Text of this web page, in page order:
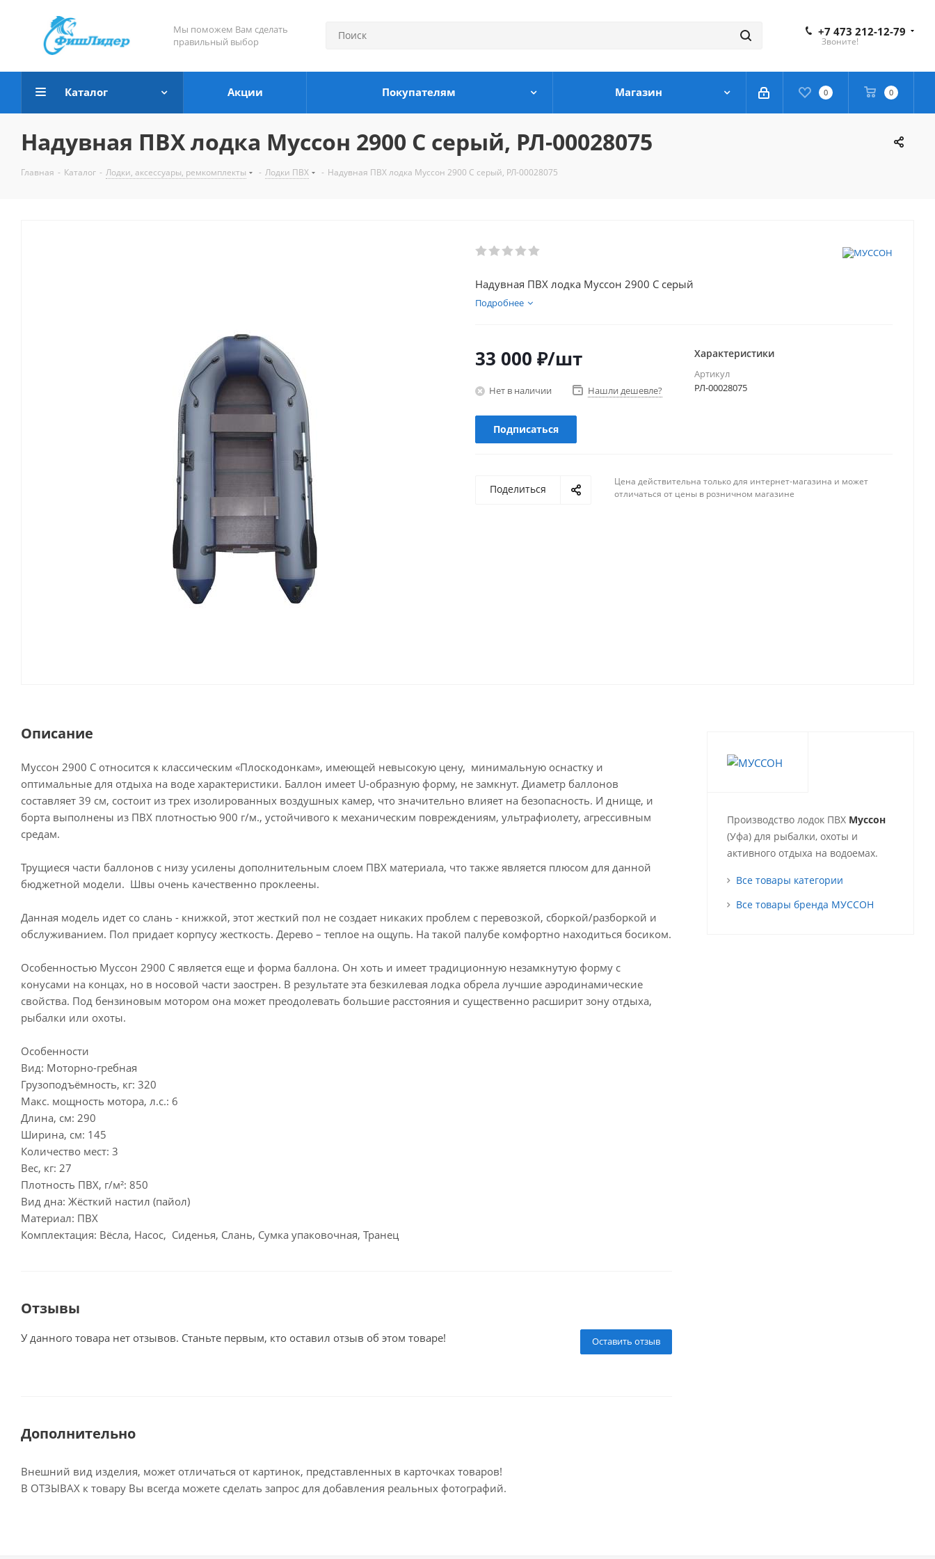
Мы поможем Вам сделать
правильный выбор
+7 473 212-12-79
Звоните!
0 0
Каталог Акции Покупателям Магазин
Надувная ПВХ лодка Муссон 2900 С серый, РЛ-00028075
Главная - Каталог - Лодки, аксессуары, ремкомплекты - Лодки ПВХ - Надувная ПВХ лодка Муссон 2900 С серый, РЛ-00028075
Надувная ПВХ лодка Муссон 2900 С серый
Подробнее
33 000 ₽/шт
Нет в наличии Нашли дешевле?
Подписаться
Характеристики
Артикул
РЛ-00028075
Поделиться
Цена действительна только для интернет-магазина и может
отличаться от цены в розничном магазине
Описание
Муссон 2900 С относится к классическим «Плоскодонкам», имеющей невысокую цену, минимальную оснастку и
оптимальные для отдыха на воде характеристики. Баллон имеет U-образную форму, не замкнут. Диаметр баллонов
составляет 39 см, состоит из трех изолированных воздушных камер, что значительно влияет на безопасность. И днище, и
борта выполнены из ПВХ плотностью 900 г/м., устойчивого к механическим повреждениям, ультрафиолету, агрессивным
средам.
Трущиеся части баллонов с низу усилены дополнительным слоем ПВХ материала, что также является плюсом для данной
бюджетной модели. Швы очень качественно проклеены.
Данная модель идет со слань - книжкой, этот жесткий пол не создает никаких проблем с перевозкой, сборкой/разборкой и
обслуживанием. Пол придает корпусу жесткость. Дерево – теплое на ощупь. На такой палубе комфортно находиться босиком.
Особенностью Муссон 2900 С является еще и форма баллона. Он хоть и имеет традиционную незамкнутую форму с
конусами на концах, но в носовой части заострен. В результате эта безкилевая лодка обрела лучшие аэродинамические
свойства. Под бензиновым мотором она может преодолевать большие расстояния и существенно расширит зону отдыха,
рыбалки или охоты.
Особенности
Вид: Моторно-гребная
Грузоподъёмность, кг: 320
Макс. мощность мотора, л.с.: 6
Длина, см: 290
Ширина, см: 145
Количество мест: 3
Вес, кг: 27
Плотность ПВХ, г/м²: 850
Вид дна: Жёсткий настил (пайол)
Материал: ПВХ
Комплектация: Вёсла, Насос, Сиденья, Слань, Сумка упаковочная, Транец
Отзывы
Оставить отзыв
У данного товара нет отзывов. Станьте первым, кто оставил отзыв об этом товаре!
Дополнительно
Внешний вид изделия, может отличаться от картинок, представленных в карточках товаров!
В ОТЗЫВАХ к товару Вы всегда можете сделать запрос для добавления реальных фотографий.
Производство лодок ПВХ Муссон
(Уфа) для рыбалки, охоты и
активного отдыха на водоемах.
Все товары категории
Все товары бренда МУССОН